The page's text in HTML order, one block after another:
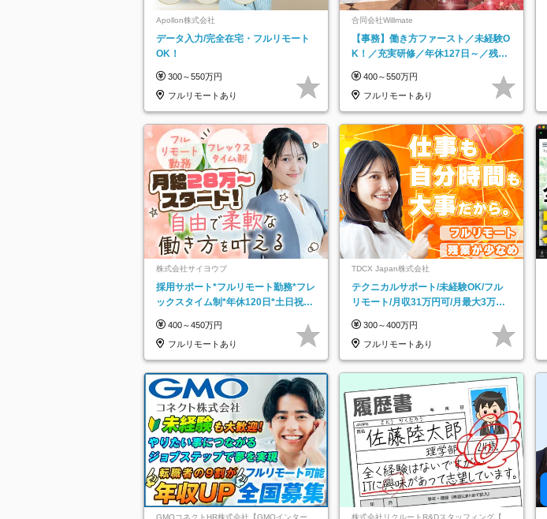
Apollon株式会社
データ入力/完全在宅・フルリモート
OK！
300～550万円
フルリモートあり
合同会社Willmate
【事務】働き方ファースト／未経験O
K！／充実研修／年休127日～／残業
400～550万円
フルリモートあり
株式会社サイヨウブ
採用サポート*フルリモート勤務*フレ
ックスタイム制*年休120日*土日祝休
400～450万円
フルリモートあり
TDCX Japan株式会社
テクニカルサポート/未経験OK/フル
リモート/月収31万円可/月最大3万の
300～400万円
フルリモートあり
GMOコネクトHR株式会社【GMOインターネ
株式会社リクルートR&Dスタッフィング【リ